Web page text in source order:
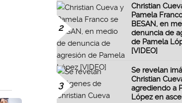
2
Christian
Pamela
BESAN, en
denuncia de
de Pamela
[VIDEO]
3
Se revelan
Christian
agrediendo a
López en